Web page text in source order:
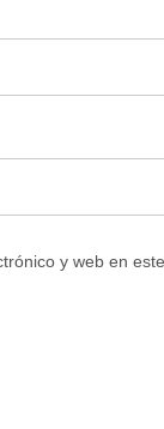
y web en